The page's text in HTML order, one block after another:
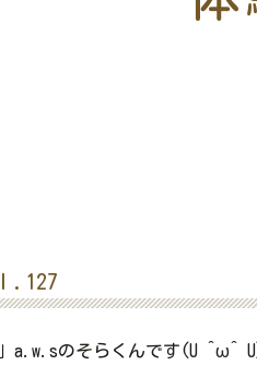
.127
a.w.sのそらくんです(U ^ω^